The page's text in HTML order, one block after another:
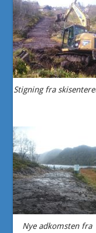
Stigning fra
Nye adkomsten fra